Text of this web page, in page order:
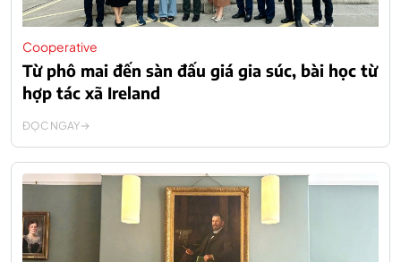
Cooperative
Từ phô mai đến sàn đấu giá gia súc, bài học từ
hợp tác xã Ireland
ĐỌC NGAY